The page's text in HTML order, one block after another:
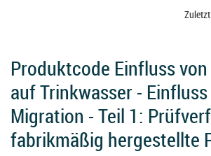
Produktcode Einfluss
auf Trinkwasser -
Migration - Teil 1:
fabrikmäßig hergestellte